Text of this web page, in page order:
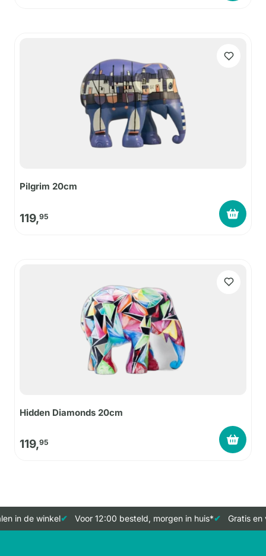
Pilgrim 20cm
119,95
Hidden Diamonds 20cm
119,95
in de winkel Voor 12:00 besteld, morgen in huis* Gratis en